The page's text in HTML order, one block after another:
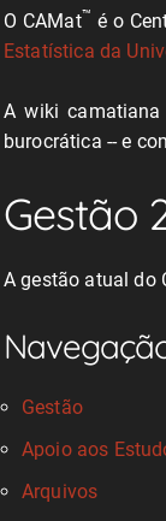
O CAMat™ é o
Estatística da
A wiki
burocrática -- e
Gestão
A gestão atual do
Gestão
Apoio aos
Arquivos